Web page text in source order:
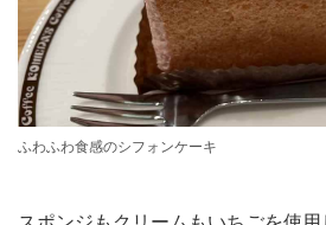
ふわふわ食感のシフォンケーキ